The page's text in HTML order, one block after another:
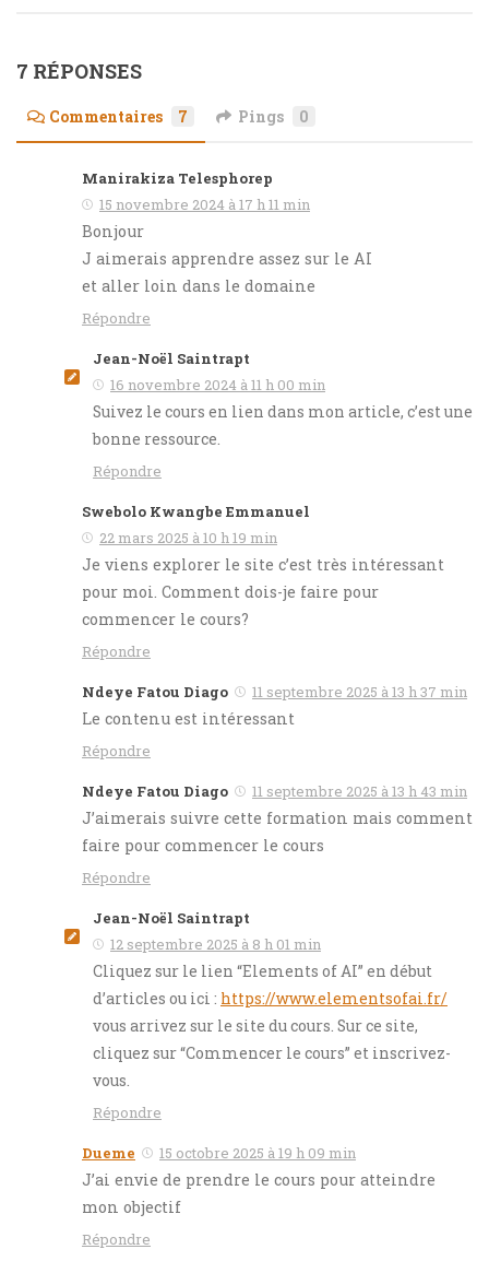
7 RÉPONSES
Commentaires 7 Pings 0
Manirakiza Telesphorep
15 novembre 2024 à 17 h 11 min
Bonjour
J aimerais apprendre assez sur le AI
et aller loin dans le domaine
Répondre
Jean-Noël Saintrapt
16 novembre 2024 à 11 h 00 min
Suivez le cours en lien dans mon article, c’est une
bonne ressource.
Répondre
Swebolo Kwangbe Emmanuel
22 mars 2025 à 10 h 19 min
Je viens explorer le site c’est très intéressant
pour moi. Comment dois-je faire pour
commencer le cours?
Répondre
Ndeye Fatou Diago 11 septembre 2025 à 13 h 37 min
Le contenu est intéressant
Répondre
Ndeye Fatou Diago 11 septembre 2025 à 13 h 43 min
J’aimerais suivre cette formation mais comment
faire pour commencer le cours
Répondre
Jean-Noël Saintrapt
12 septembre 2025 à 8 h 01 min
Cliquez sur le lien “Elements of AI” en début
d’articles ou ici : https://www.elementsofai.fr/
vous arrivez sur le site du cours. Sur ce site,
cliquez sur “Commencer le cours” et inscrivez-
vous.
Répondre
Dueme 15 octobre 2025 à 19 h 09 min
J’ai envie de prendre le cours pour atteindre
mon objectif
Répondre